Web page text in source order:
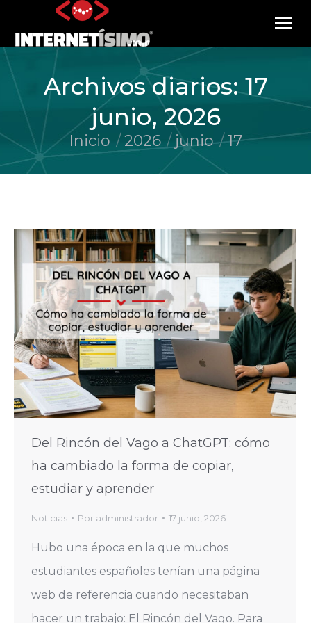
Archivos diarios:17
junio, 2026
Estás aquí:
Inicio 2026 junio 17
Del Rincón del Vago a ChatGPT: cómo
ha cambiado la forma de copiar,
estudiar y aprender
Noticias Por administrador 17 junio, 2026
Hubo una época en la que muchos
estudiantes españoles tenían una página
web de referencia cuando necesitaban
hacer un trabajo: El Rincón del Vago. Para